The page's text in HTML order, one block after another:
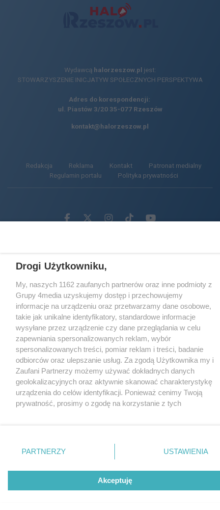
Wydawcą halorzeszow.pl jest:
STOWARZYSZENIE INICJATYW SPOŁECZNYCH PERSPEKTYWA
Adres do korespondencji:
ul. Piastów 3/20 35-077 Rzeszów
kontakt@halorzeszow.pl
Redakcja Reklama Kontakt
Patronat medialny
Regulamin portalu
Polityka prywatności
Facebook.com
X.comInstagram.com
Tiktok.comYoutube.com
Drogi Użytkowniku,
My, naszych 1162 zaufanych partnerów oraz inne podmioty z
Grupy 4media uzyskujemy dostęp i przechowujemy
informacje na urządzeniu oraz przetwarzamy dane osobowe,
takie jak unikalne identyfikatory, standardowe informacje
wysyłane przez urządzenie czy dane przeglądania w celu
zapewniania spersonalizowanych reklam, wybór
spersonalizowanych treści, pomiar reklam i treści, badanie
odbiorców oraz ulepszanie usług. Za zgodą Użytkownika my i
Zaufani Partnerzy możemy używać dokładnych danych
geolokalizacyjnych oraz aktywnie skanować charakterystykę
urządzenia do celów identyfikacji. Ponieważ cenimy Twoją
prywatność, prosimy o zgodę na korzystanie z tych
. Niektóre rodzaje przetwarzania
zastosowania tylko na tej witrynie.
PARTNERZY USTAWIENIA
Akceptuję